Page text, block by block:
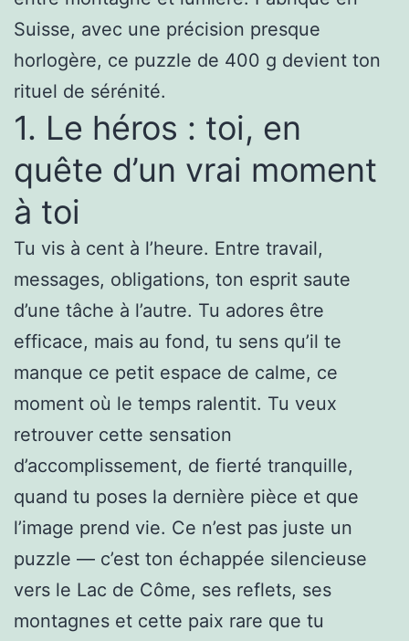
Suisse, avec une précision presque
horlogère, ce puzzle de 400 g devient ton
rituel de sérénité.
1. Le héros : toi, en
quête d’un vrai moment
à toi
Tu vis à cent à l’heure. Entre travail,
messages, obligations, ton esprit saute
d’une tâche à l’autre. Tu adores être
efficace, mais au fond, tu sens qu’il te
manque ce petit espace de calme, ce
moment où le temps ralentit. Tu veux
retrouver cette sensation
d’accomplissement, de fierté tranquille,
quand tu poses la dernière pièce et que
l’image prend vie. Ce n’est pas juste un
puzzle — c’est ton échappée silencieuse
vers le Lac de Côme, ses reflets, ses
montagnes et cette paix rare que tu